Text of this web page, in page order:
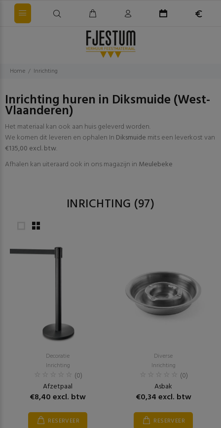
Home Inrichting
Inrichting huren in Diksmuide (West-
Vlaanderen)
Het materiaal kan ook aan huis geleverd worden.
We komen dit leveren en ophalen In Diksmuide mits een leverkost van
€135,00 excl. btw.
Afhalen kan uiteraard ook in ons magazijn in Meulebeke
INRICHTING (97)
Decoratie
Inrichting
(0)
Afzetpaal
€8,40 excl. btw
RESERVEER
Diverse
Inrichting
(0)
Asbak
€0,34 excl. btw
RESERVEER